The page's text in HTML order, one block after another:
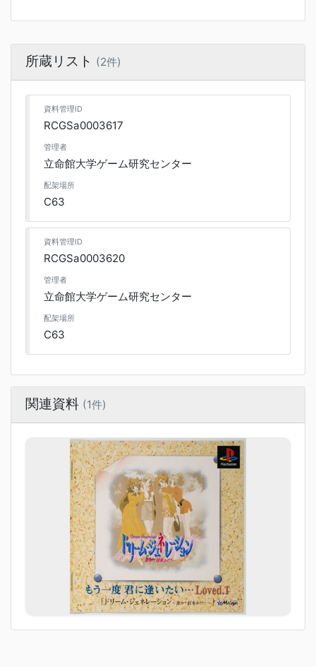
所蔵リスト (2件)
資料管理ID
RCGSa0003617
管理者
立命館大学ゲーム研究センター
配架場所
C63
資料管理ID
RCGSa0003620
管理者
立命館大学ゲーム研究センター
配架場所
C63
関連資料 (1件)